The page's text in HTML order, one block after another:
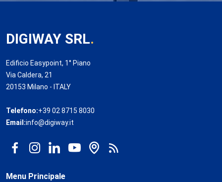
DIGIWAY SRL.
Edificio Easypoint, 1° Piano
Via Caldera, 21
20153 Milano - ITALY
Telefono:+39 02 8715 8030
Email:info@digiway.it
Menu Principale